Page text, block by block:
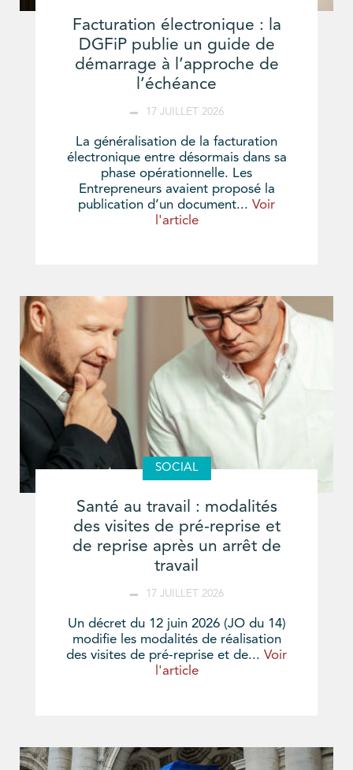
Facturation électronique : la
DGFiP publie un guide de
démarrage à l’approche de
l’échéance
17 JUILLET 2026
La généralisation de la facturation
électronique entre désormais dans sa
phase opérationnelle. Les
Entrepreneurs avaient proposé la
publication d’un document... Voir
l'article
SOCIAL
Santé au travail : modalités
des visites de pré-reprise et
de reprise après un arrêt de
travail
17 JUILLET 2026
Un décret du 12 juin 2026 (JO du 14)
modifie les modalités de réalisation
des visites de pré-reprise et de... Voir
l'article